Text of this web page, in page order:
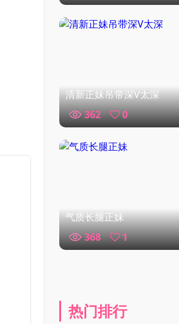
清新正妹吊带深V太深
362
0
气质长腿正妹
368
1
热门排行